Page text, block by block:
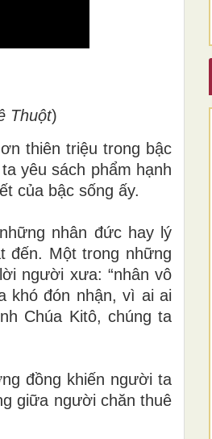
Thuột)
thiên triệu trong bậc
yêu sách phẩm hạnh
của bậc sống ấy.
nhân đức hay lý
đến. Một trong những
người xưa: “nhân vô
khó đón nhận, vì ai ai
Chúa Kitô, chúng ta
đồng khiến người ta
giữa người chăn thuê